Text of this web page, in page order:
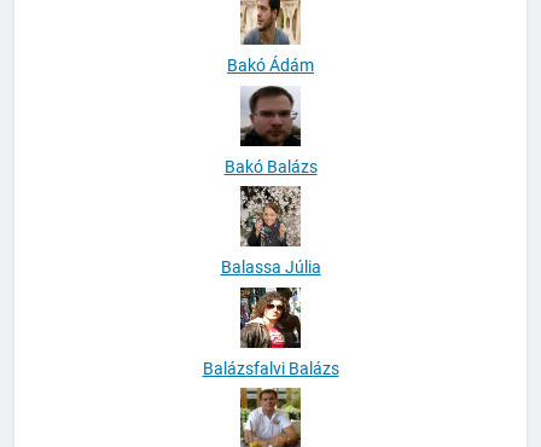
Bakó Ádám
Bakó Balázs
Balassa Júlia
Balázsfalvi Balázs